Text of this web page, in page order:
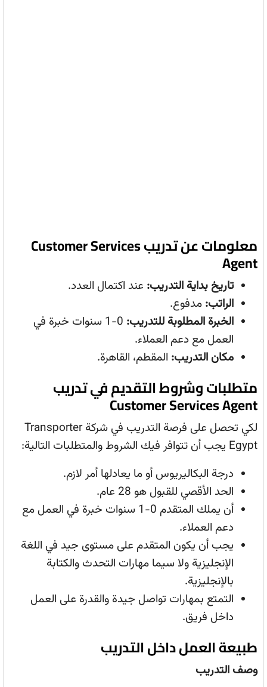
معلومات عن تدريب Customer Services
Agent
تاريخ بداية التدريب: عند اكتمال العدد.
الراتب: مدفوع.
الخبرة المطلوبة للتدريب:
0-1 سنوات خبرة في
العمل مع دعم العملاء.
مكان التدريب: المقطم، القاهرة.
متطلبات وشروط التقديم في تدريب
Customer Services Agent
لكي تحصل على فرصة التدريب في شركة Transporter
Egypt يجب أن تتوافر فيك الشروط والمتطلبات التالية:
درجة البكاليريوس أو ما يعادلها أمر لازم.
الحد الأقصي للقبول هو 28 عام.
أن يملك المتقدم 0-1 سنوات خبرة في العمل مع
دعم العملاء.
يجب أن يكون المتقدم على مستوى جيد في اللغة
الإنجليزية ولا سيما مهارات التحدث والكتابة
بالإنجليزية.
التمتع بمهارات تواصل جيدة والقدرة على العمل
داخل فريق.
طبيعة العمل داخل التدريب
وصف التدريب